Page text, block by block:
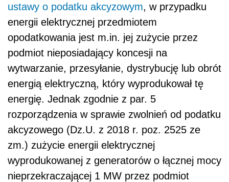
ustawy o podatku akcyzowym, w przypadku
energii elektrycznej przedmiotem
opodatkowania jest m.in. jej zużycie przez
podmiot nieposiadający koncesji na
wytwarzanie, przesyłanie, dystrybucję lub obrót
energią elektryczną, który wyprodukował tę
energię. Jednak zgodnie z par. 5
rozporządzenia w sprawie zwolnień od podatku
akcyzowego (Dz.U. z 2018 r. poz. 2525 ze
zm.) zużycie energii elektrycznej
wyprodukowanej z generatorów o łącznej mocy
nieprzekraczającej 1 MW przez podmiot